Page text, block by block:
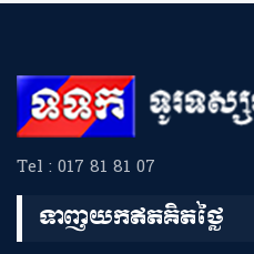
Tel : 017 81 81 07
ទាញយកឥតគិតថ្លៃ